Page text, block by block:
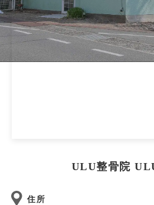
ULU整骨院
住所